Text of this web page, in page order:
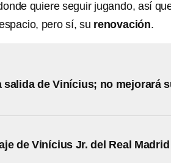
quiere seguir jugando, así
pero sí, su renovación.
salida de Vinícius; no mejorará
de Vinícius Jr. del Real Madrid